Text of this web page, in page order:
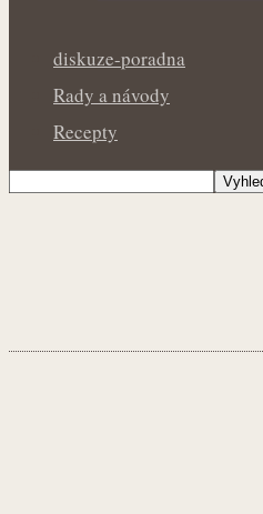
diskuze-poradna
Rady a návody
Recepty